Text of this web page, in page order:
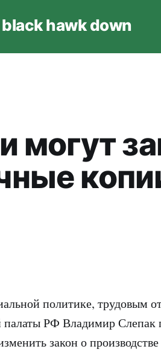
hawk down
могут
политике, трудовым
РФ Владимир Слепак
закон о